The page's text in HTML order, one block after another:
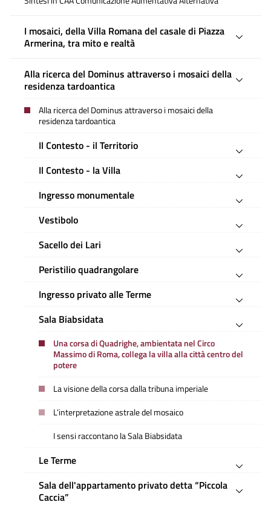
I mosaici, della Villa Romana del casale di Piazza
Armerina, tra mito e realtà
Alla ricerca del Dominus attraverso i mosaici della
residenza tardoantica
Alla ricerca del Dominus attraverso i mosaici della
residenza tardoantica
Il Contesto - il Territorio
Il Contesto - la Villa
Ingresso monumentale
Vestibolo
Sacello dei Lari
Peristilio quadrangolare
Ingresso privato alle Terme
Sala Biabsidata
Una corsa di Quadrighe, ambientata nel Circo
Massimo di Roma, collega la villa alla città centro del
potere
La visione della corsa dalla tribuna imperiale
L’interpretazione astrale del mosaico
I sensi raccontano la Sala Biabsidata
Le Terme
Sala dell'appartamento privato detta “Piccola
Caccia”